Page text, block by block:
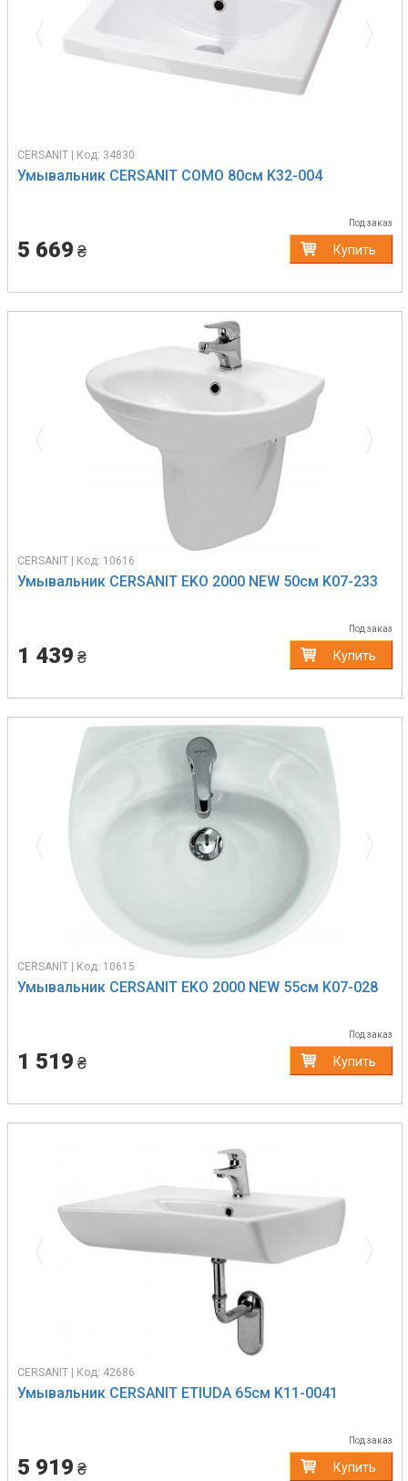
CERSANIT | Код: 34830
Умывальник CERSANIT COMO 80см K32-004
Под заказ
5 669 ₴ Купить
Previous
CERSANIT | Код: 10616
Умывальник CERSANIT EKO 2000 NEW 50см K07-233
Под заказ
1 439 ₴ Купить
Previous
CERSANIT | Код: 10615
Умывальник CERSANIT EKO 2000 NEW 55см K07-028
Под заказ
1 519 ₴ Купить
Previous
CERSANIT | Код: 42686
Умывальник CERSANIT ETIUDA 65см K11-0041
Под заказ
5 919 ₴ Купить